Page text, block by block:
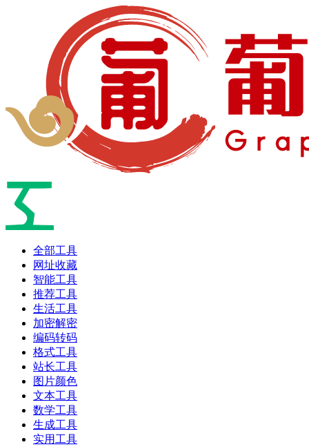
全部工具
网址收藏
智能工具
推荐工具
生活工具
加密解密
编码转码
格式工具
站长工具
图片颜色
文本工具
数学工具
生成工具
实用工具